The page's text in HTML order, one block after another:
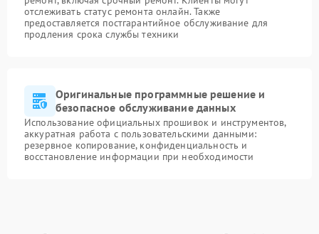
отслеживать статус ремонта онлайн. Также
предоставляется постгарантийное обслуживание для
продления срока службы техники
Оригинальные программные решение и
безопасное обслуживание данных
Использование официальных прошивок и инструментов,
аккуратная работа с пользовательскими данными:
резервное копирование, конфиденциальность и
восстановление информации при необходимости